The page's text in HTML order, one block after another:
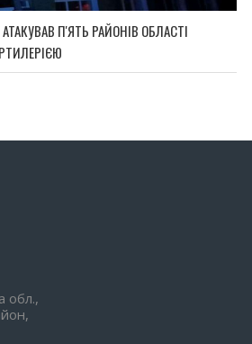
П'ЯТЬ РАЙОНІВ ОБЛАСТІ
обл.,